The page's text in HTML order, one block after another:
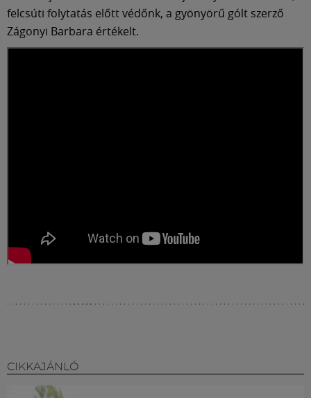
felcsúti folytatás előtt védőnk, a gyönyörű gólt szerző
Zágonyi Barbara értékelt.
CIKKAJÁNLÓ
Közösség